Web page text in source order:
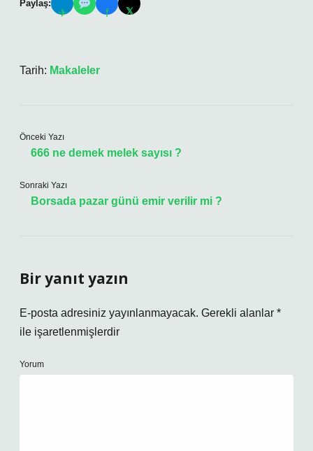
Paylaş:
✈ f 𝕏
Tarih: Makaleler
Önceki Yazı
666 ne demek melek sayısı ?
Sonraki Yazı
Borsada pazar günü emir verilir mi ?
Bir yanıt yazın
E-posta adresiniz yayınlanmayacak. Gerekli alanlar *
ile işaretlenmişlerdir
Yorum